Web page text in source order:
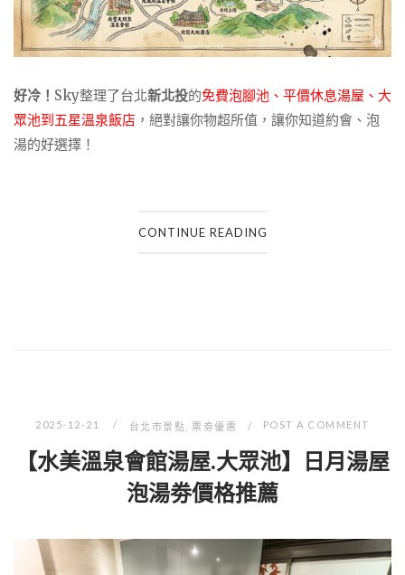
好冷！ Sky整理了台北新北投的免費泡腳池、 平價休息湯屋、大
眾池到五星溫泉飯店 ，絕對讓你物超所值，讓你知道約會、泡
湯的好選擇！
CONTINUE READING
2025-12-21 台北市景點 票劵優惠 POST A COMMENT
【水美溫泉會館湯屋.大眾池】日月湯屋
泡湯劵價格推薦